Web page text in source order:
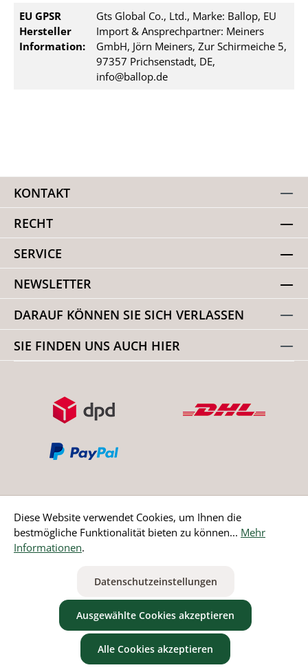
EU GPSR
Hersteller
Information:
Gts Global Co., Ltd., Marke: Ballop, EU
Import & Ansprechpartner: Meiners
GmbH, Jörn Meiners, Zur Schirmeiche 5,
97357 Prichsenstadt, DE,
info@ballop.de
KONTAKT
RECHT
SERVICE
NEWSLETTER
DARAUF KÖNNEN SIE SICH VERLASSEN
SIE FINDEN UNS AUCH HIER
Bestellung widerrufen
ausgenommen Nicht EU-Länder
Diese Website verwendet Cookies, um Ihnen die
bestmögliche Funktionalität bieten zu können... Mehr
Informationen.
Datenschutzeinstellungen
Ausgewählte Cookies akzeptieren
Alle Cookies akzeptieren